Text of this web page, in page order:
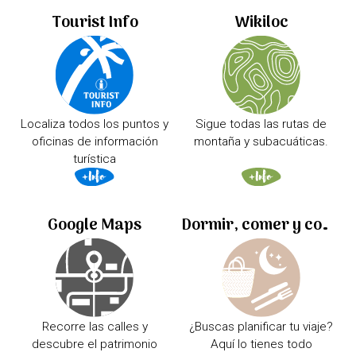
Tourist Info
Localiza todos los puntos y
oficinas de información
turística
Wikiloc
Sigue todas las rutas de
montaña y subacuáticas.
Google Maps
Recorre las calles y
descubre el patrimonio
Dormir, comer y comprar
¿Buscas planificar tu viaje?
Aquí lo tienes todo